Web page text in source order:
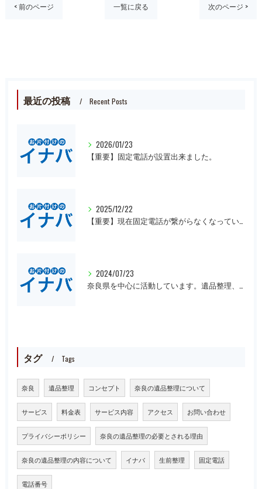
< 前のページ 一覧に戻る 次のページ >
最近の投稿 Recent Posts
2026/01/23
【重要】固定電話が設置出来ました。
2025/12/22
【重要】現在固定電話が繋がらなくなっています。
2024/07/23
奈良県を中心に活動しています。遺品整理、一軒丸ごとの片付け、オフィスや倉庫の処分等、大量にある場合は近県でも回収にお伺いいたします。先ずは無料見積もりをお願いします。
タグ Tags
奈良 遺品整理 コンセプト 奈良の遺品整理について
サービス 料金表 サービス内容 アクセス お問い合わせ
プライバシーポリシー 奈良の遺品整理の必要とされる理由
奈良の遺品整理の内容について イナバ 生前整理 固定電話
電話番号